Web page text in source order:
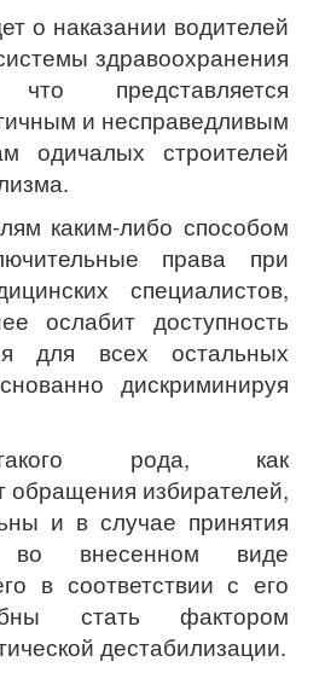
о наказании водителей
здравоохранения
что представляется
и несправедливым
одичалых строителей
каким-либо способом
права при
специалистов,
ослабит доступность
для всех остальных
дискриминируя
рода, как
обращения избирателей,
и в случае принятия
во внесенном виде
в соответствии с его
стать фактором
дестабилизации.